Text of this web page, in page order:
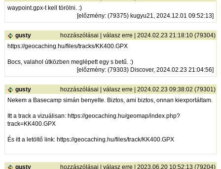
waypoint.gpx-t kell törölni. :)
[előzmény: (79375) kugyu21, 2024.12.01 09:52:13]
gusty hozzászólásai |válasz erre | 2024.02.23 21:18:10 (79304)
https://geocaching.hu/files/tracks/KK400.GPX
Bocs, valahol útközben meglépett egy s betű. :)
[előzmény: (79303) Discover, 2024.02.23 21:04:56]
gusty hozzászólásai |válasz erre | 2024.02.23 09:38:02 (79301)
Nekem a Basecamp simán benyelte. Biztos, ami biztos, onnan kiexportáltam.
Itt a track a vizuálisan: https://geocaching.hu/geomap/index.php?
track=KK400.GPX
És itt a letöltő link: https://geocaching.hu/files/track/KK400.GPX
gusty hozzászólásai |válasz erre | 2023.06.20 10:52:13 (79204)